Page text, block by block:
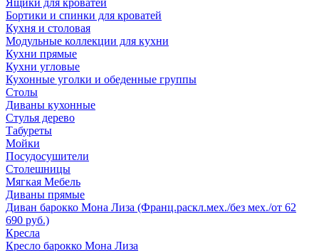
Ящики для кроватей
Бортики и спинки для кроватей
Кухня и столовая
Модульные коллекции для кухни
Кухни прямые
Кухни угловые
Кухонные уголки и обеденные группы
Столы
Диваны кухонные
Стулья дерево
Табуреты
Мойки
Посудосушители
Столешницы
Мягкая Мебель
Диваны прямые
Диван барокко Мона Лиза (Франц.раскл.мех./без мех./от 62
690 руб.)
Кресла
Кресло барокко Мона Лиза